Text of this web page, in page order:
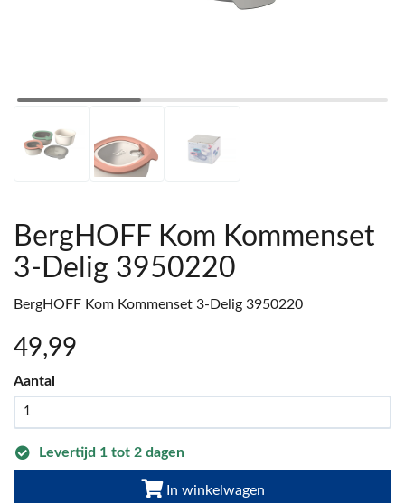
BergHOFF Kom Kommenset
3-Delig 3950220
BergHOFF Kom Kommenset 3-Delig 3950220
49,99
Aantal
Levertijd 1 tot 2 dagen
In winkelwagen